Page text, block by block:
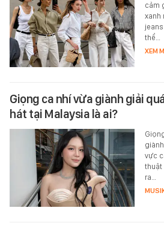
cảm
xanh
thể…
XEM
Giọng ca nhí vừa giành giải
hát tại Malaysia là ai?
vực
thuật
ra…